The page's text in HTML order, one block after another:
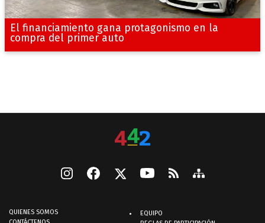
El financiamiento gana protagonismo en la
compra del primer auto
QUIENES SOMOS
EQUIPO